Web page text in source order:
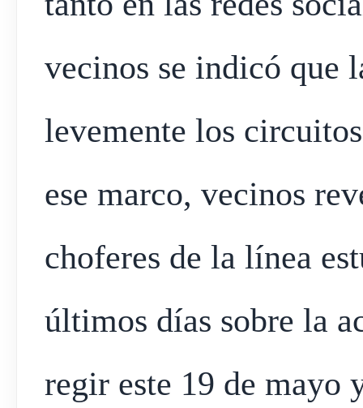
vecinos se indicó que
levemente los
ese marco, vecinos
choferes de la línea
últimos días sobre la
regir este 19 de mayo